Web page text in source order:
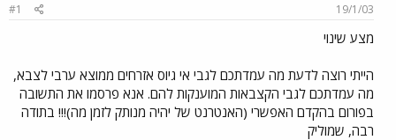
ש
א
19/1/03
#1
מצע שינוי
הייתי רוצה לדעת מה עמדתכם לגבי אי גיוס אזרחים ממוצא ערבי לצבא,
מה עמדתכם לגבי הקצבאות המוענקות להם. אנא פרסמו את התשובה
בפורום בהקדם האפשרי (האנטרנט של יהיה מנותק לזמן מה)!!! בתודה
רבה, שמוליק